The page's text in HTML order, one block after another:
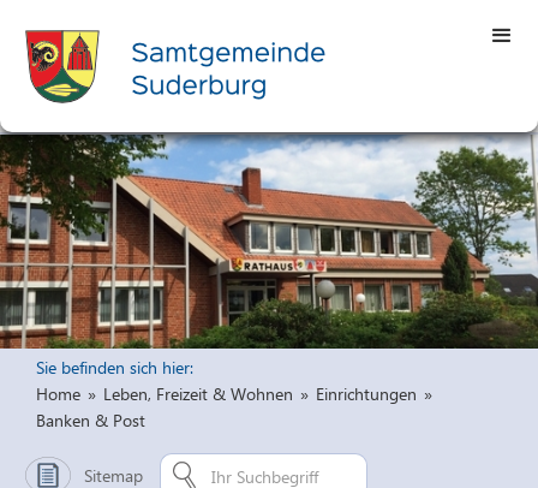
Sie befinden sich hier:
Home » Leben, Freizeit & Wohnen » Einrichtungen »
Banken & Post
Sitemap